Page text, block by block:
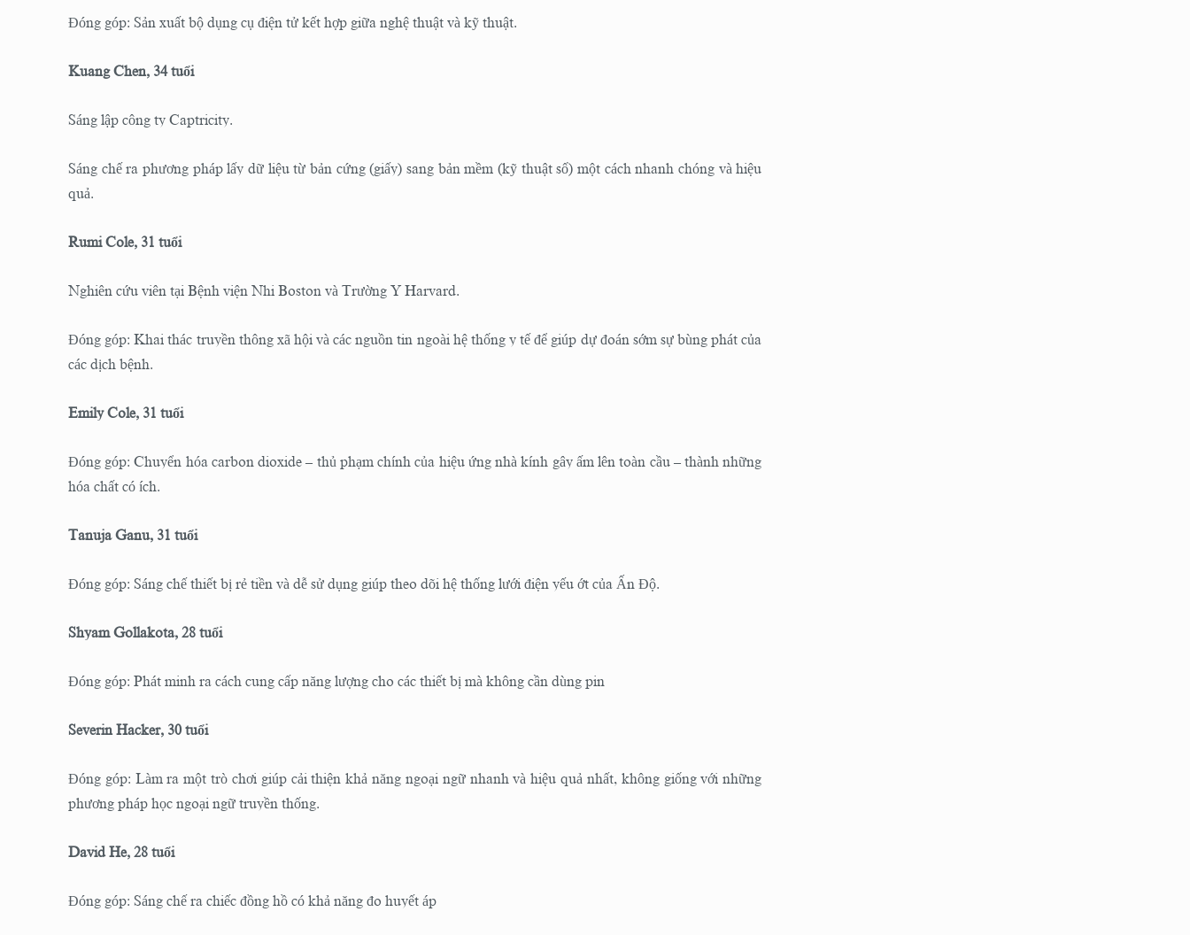
Đóng góp: Sản xuất bộ dụng cụ điện tử kết hợp giữa nghệ thuật và kỹ thuật.
Kuang Chen, 34 tuổi
Sáng lập công ty Captricity.
Sáng chế ra phương pháp lấy dữ liệu từ bản cứng (giấy) sang bản mềm (kỹ thuật số) một cách nhanh chóng và hiệu
quả.
Rumi Cole, 31 tuổi
Nghiên cứu viên tại Bệnh viện Nhi Boston và Trường Y Harvard.
Đóng góp: Khai thác truyền thông xã hội và các nguồn tin ngoài hệ thống y tế để giúp dự đoán sớm sự bùng phát của
các dịch bệnh.
Emily Cole, 31 tuổi
Đóng góp: Chuyển hóa carbon dioxide – thủ phạm chính của hiệu ứng nhà kính gây ấm lên toàn cầu – thành những
hóa chất có ích.
Tanuja Ganu, 31 tuổi
Đóng góp: Sáng chế thiết bị rẻ tiền và dễ sử dụng giúp theo dõi hệ thống lưới điện yếu ớt của Ấn Độ.
Shyam Gollakota, 28 tuổi
Đóng góp: Phát minh ra cách cung cấp năng lượng cho các thiết bị mà không cần dùng pin
Severin Hacker, 30 tuổi
Đóng góp: Làm ra một trò chơi giúp cải thiện khả năng ngoại ngữ nhanh và hiệu quả nhất, không giống với những
phương pháp học ngoại ngữ truyền thống.
David He, 28 tuổi
Đóng góp: Sáng chế ra chiếc đồng hồ có khả năng đo huyết áp